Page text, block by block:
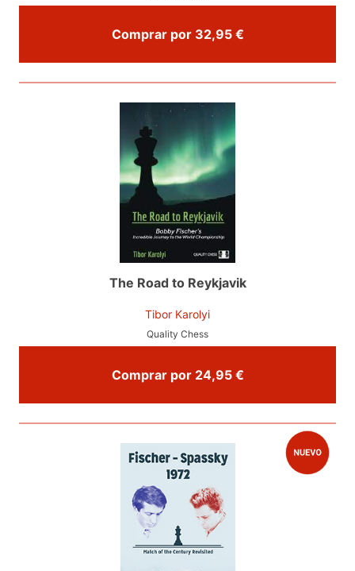
Comprar por 32,95 €
The Road to Reykjavik
Tibor Karolyi
Quality Chess
Comprar por 24,95 €